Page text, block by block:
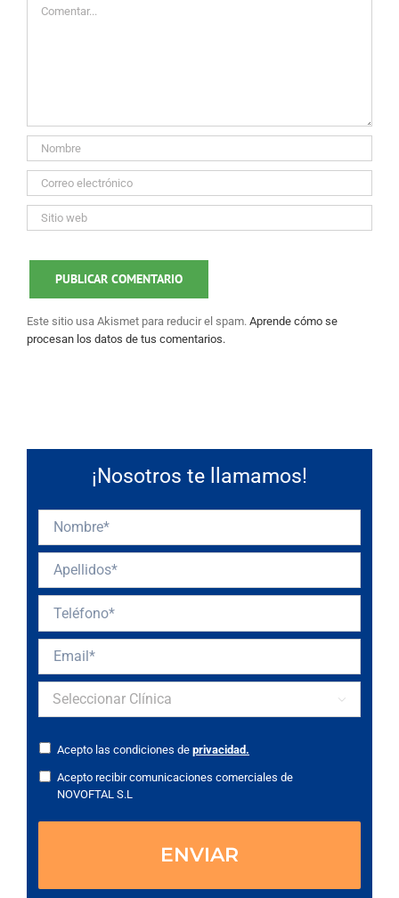
Este sitio usa Akismet para reducir el spam. Aprende cómo se
procesan los datos de tus comentarios.
¡Nosotros te llamamos!

Acepto las condiciones de privacidad.
Acepto recibir comunicaciones comerciales de
NOVOFTAL S.L